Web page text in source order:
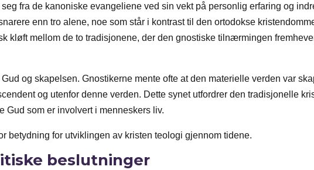
fra de kanoniske evangeliene ved sin vekt på personlig erfaring og
enn tro alene, noe som står i kontrast til den ortodokse
kløft mellom de to tradisjonene, der den gnostiske tilnærmingen
og skapelsen. Gnostikerne mente ofte at den materielle verden var
og utenfor denne verden. Dette synet utfordrer den tradisjonelle
Gud som er involvert i menneskers liv.
betydning for utviklingen av kristen teologi gjennom tidene.
beslutninger